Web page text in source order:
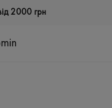
2000 грн